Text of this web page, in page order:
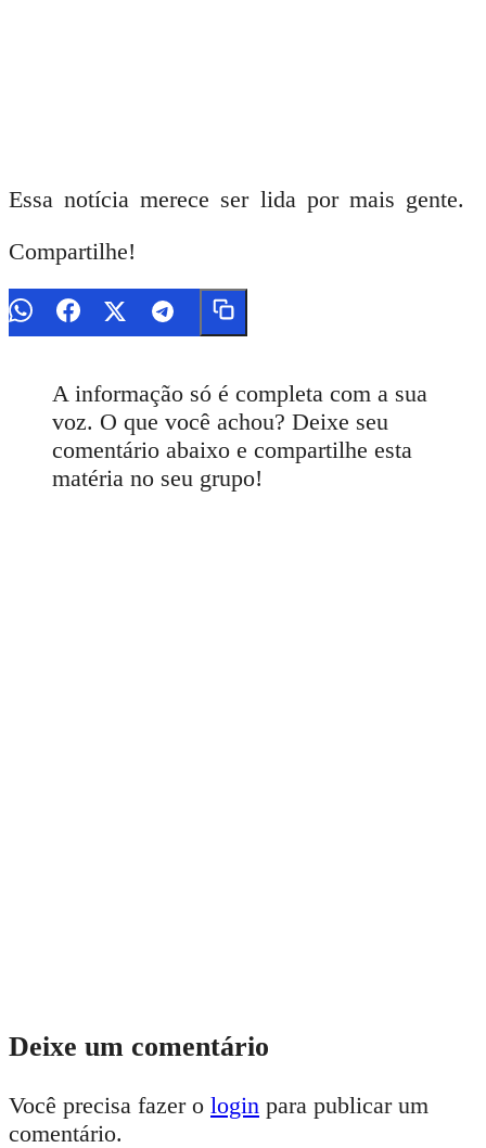
Essa notícia merece ser lida por mais gente.
Compartilhe!
A informação só é completa com a sua
voz. O que você achou? Deixe seu
comentário abaixo e compartilhe esta
matéria no seu grupo!
Deixe um comentário
Você precisa fazer o login para publicar um
comentário.